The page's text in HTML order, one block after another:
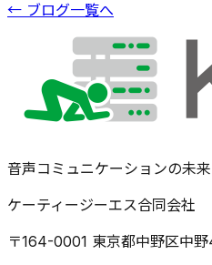
← ブログ一覧へ
音声コミュニケーションの未来
ケーティージーエス合同会社
〒164-0001 東京都中野区中